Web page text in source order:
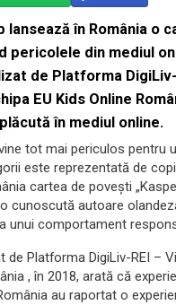
lansează în România
pericolele din mediul
de Platforma
EU Kids Online
în mediul online.
tot mai periculos pentru
este reprezentată de
cartea de povești
cunoscută autoare
unui comportament
de Platforma DigiLiv-REI –
, în 2018, arată că
au raportat o